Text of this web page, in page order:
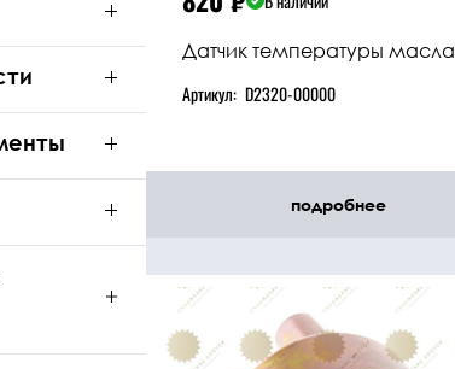
Датчик температуры масла
Артикул: D2320-00000
подробнее